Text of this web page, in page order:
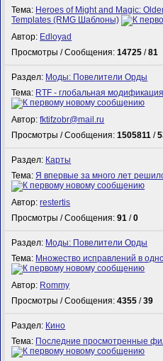
Тема: Heroes of Might and Magic:
Templates (RMG Шаблоны)
Автор: Edloyad
Просмотры / Сообщения:14725 /81
Раздел: Моды: Повелители Орды
Тема: RTF - глобальная
Автор:fktifzobr@mail.ru
Просмотры / Сообщения:1505811 /
Раздел: Карты
Тема:Я впервые за много лет
Автор:restertis
Просмотры / Сообщения:91 /0
Раздел: Моды: Повелители Орды
Тема: Множество исправлений в
Автор: Rommy
Просмотры / Сообщения:4355 /39
Раздел: Кино
Тема: Последние просмотренные